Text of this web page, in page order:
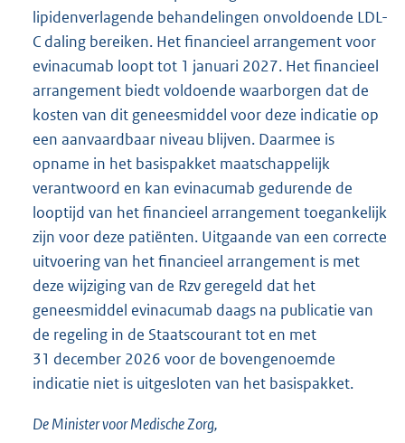
lipidenverlagende behandelingen onvoldoende LDL-
C daling bereiken. Het financieel arrangement voor
evinacumab loopt tot 1 januari 2027. Het financieel
arrangement biedt voldoende waarborgen dat de
kosten van dit geneesmiddel voor deze indicatie op
een aanvaardbaar niveau blijven. Daarmee is
opname in het basispakket maatschappelijk
verantwoord en kan evinacumab gedurende de
looptijd van het financieel arrangement toegankelijk
zijn voor deze patiënten. Uitgaande van een correcte
uitvoering van het financieel arrangement is met
deze wijziging van de Rzv geregeld dat het
geneesmiddel evinacumab daags na publicatie van
de regeling in de Staatscourant tot en met
31 december 2026 voor de bovengenoemde
indicatie niet is uitgesloten van het basispakket.
De Minister voor Medische Zorg,